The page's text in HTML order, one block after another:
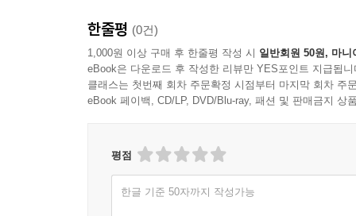
한다.”(249쪽)
또한, 이 책은 줄기세포 과학 분야를 지배하는 상
이전에 주목받았던 “재생산 보조기술 분야”와 비
분야를 향하고, 다른 한쪽 끝은 산업화한 농축
자신을 물질화하려는 시도라고 해석할 수도 있다.”
생명과학의 정치학의 파노라마 ― 각 장의 핵심 내
한줄평 (0건)
1,000원 이상 구매 후 한줄평 작성 시 일반회원 50원, 마니
eBook은 다운로드 후 작성한 리뷰만 YES포인트 지급됩니
클래스는 첫번째 회차 주문확정 시점부터 마지막 회차 주
eBook 페이백, CD/LP, DVD/Blu-ray, 패션 및 판매금지 상
평점
한글 기준 50자까지 작성가능